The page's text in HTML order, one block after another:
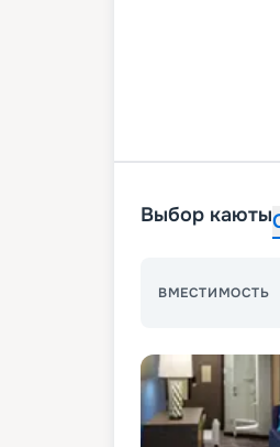
Выбор каюты
ВМЕСТИМОСТЬ